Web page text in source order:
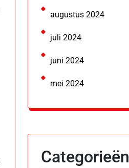
augustus 2024
juli 2024
juni 2024
mei 2024
Categorieën